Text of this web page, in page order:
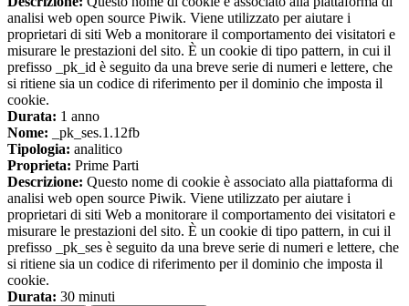
analisi web open source Piwik. Viene utilizzato per aiutare i
proprietari di siti Web a monitorare il comportamento dei visitatori e
misurare le prestazioni del sito. È un cookie di tipo pattern, in cui il
prefisso _pk_id è seguito da una breve serie di numeri e lettere, che
si ritiene sia un codice di riferimento per il dominio che imposta il
cookie.
Durata: 1 anno
Nome: _pk_ses.1.12fb
Tipologia: analitico
Proprieta: Prime Parti
Descrizione: Questo nome di cookie è associato alla piattaforma di
analisi web open source Piwik. Viene utilizzato per aiutare i
proprietari di siti Web a monitorare il comportamento dei visitatori e
misurare le prestazioni del sito. È un cookie di tipo pattern, in cui il
prefisso _pk_ses è seguito da una breve serie di numeri e lettere, che
si ritiene sia un codice di riferimento per il dominio che imposta il
cookie.
Durata: 30 minuti